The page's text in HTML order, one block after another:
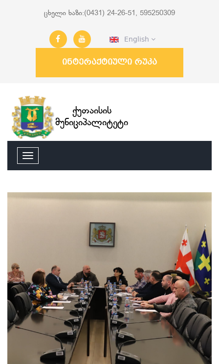
ცხელი ხაზი:(0431) 24-26-51, 595250309
English
ინტერაქტიული რუკა
ქუთაისის
მუნიციპალიტეტი